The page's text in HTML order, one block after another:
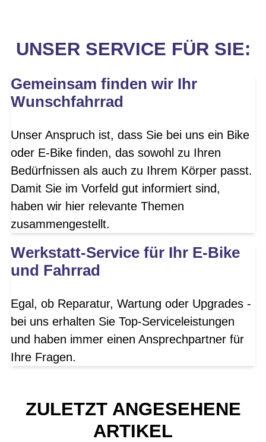
UNSER SERVICE FÜR SIE:
Gemeinsam finden wir Ihr
Wunschfahrrad
Unser Anspruch ist, dass Sie bei uns ein Bike
oder E-Bike finden, das sowohl zu Ihren
Bedürfnissen als auch zu Ihrem Körper passt.
Damit Sie im Vorfeld gut informiert sind,
haben wir hier relevante Themen
zusammengestellt.
Werkstatt-Service für Ihr E-Bike
und Fahrrad
Egal, ob Reparatur, Wartung oder Upgrades -
bei uns erhalten Sie Top-Serviceleistungen
und haben immer einen Ansprechpartner für
Ihre Fragen.
ZULETZT ANGESEHENE
ARTIKEL